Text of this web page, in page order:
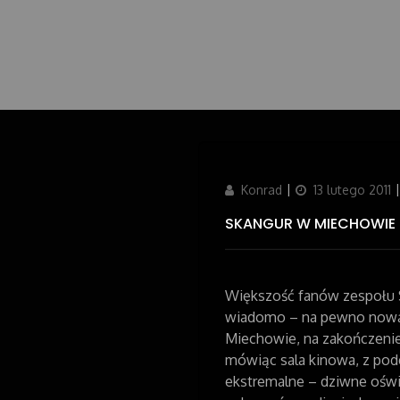
AuthorKonrad
Updated
13 lutego 2011
SKANGUR W MIECHOWIE
Większość fanów zespołu
wiadomo – na pewno
Miechowie, na
mówiąc sala kinowa, z
ekstremalne – dziwne